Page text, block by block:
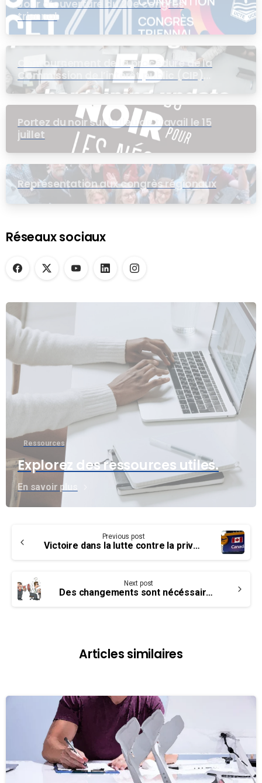
Jour d’ouverture du 20e congrès
triennal
Contournement de la procédure de la
Commission de l’intérêt public (CIP)
pour le groupe EB
Portez du noir sur le lieu de travail le 15
juillet
Représentation aux congrès régionaux
Réseaux sociaux
Ressources
Explorez des ressources utiles.
En savoir plus
Reading
Previous post
Victoire dans la lutte contre la privatisation des aéroports
Next post
Des changements sont nécéssaires au Projet de loi C-65 sur le harcèlement dans les lieux de travail
Articles similaires